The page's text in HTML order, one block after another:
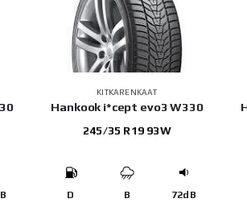
KITKARENKAAT
Hankook i*cept evo3 W330
245/35 R19 93W
D B 72dB